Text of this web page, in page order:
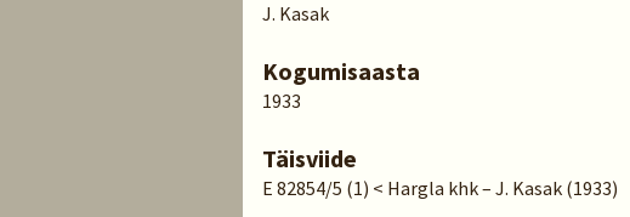
J. Kasak
Kogumisaasta
1933
Täisviide
E 82854/5 (1) < Hargla khk – J. Kasak (1933)